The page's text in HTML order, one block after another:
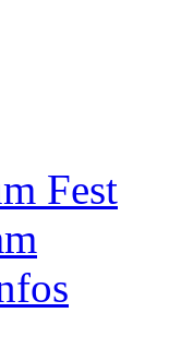
Fest